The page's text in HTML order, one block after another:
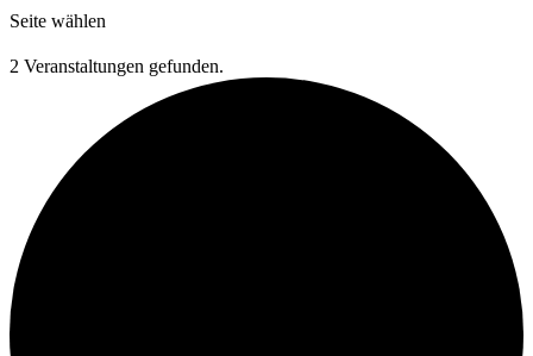
Seite wählen
2 Veranstaltungen gefunden.